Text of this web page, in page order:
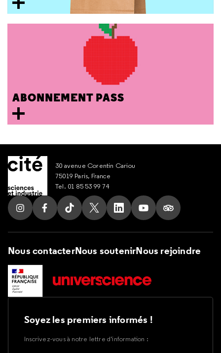
ABONNEMENT PASS
30 avenue Corentin Cariou
75019 Paris, France
Tel. 01 85 53 99 74
Suivez nous sur Instagram
Suivez nous sur Facebook
Suivez nous sur Tik Tok
Suivez nous sur X
Suivez nous sur LinkedIn
Suivez nous sur
Suivez nous
Nous contacterNous soutenirNous rejoindre
Soyez les premiers informés !
Inscrivez-vous à notre lettre d’information :